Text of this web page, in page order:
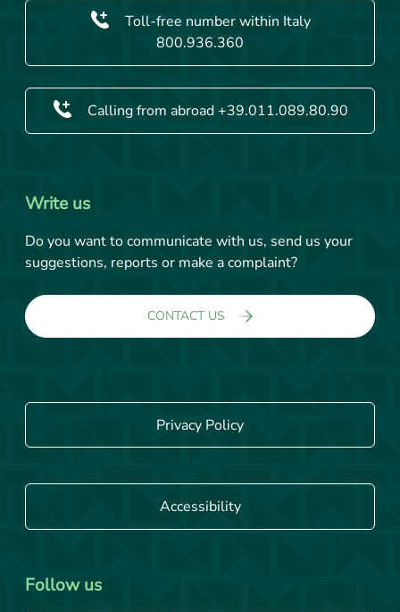
Toll-free number within Italy
800.936.360
Calling from abroad +39.011.089.80.90
Write us
Do you want to communicate with us, send us your
suggestions, reports or make a complaint?
CONTACT US
Privacy Policy
Accessibility
Follow us